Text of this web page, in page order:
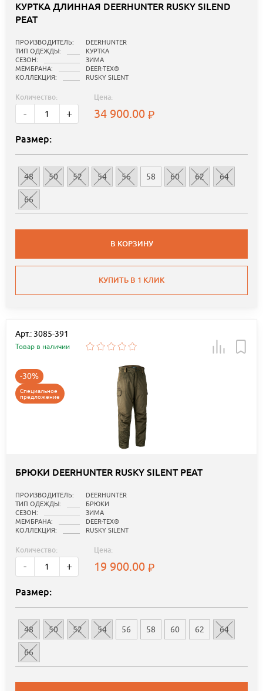
КУРТКА ДЛИННАЯ DEERHUNTER RUSKY SILEND
PEAT
ПРОИЗВОДИТЕЛЬ:
DEERHUNTER
ТИП ОДЕЖДЫ:
КУРТКА
СЕЗОН:
ЗИМА
МЕМБРАНА:
DEER-TEX®
КОЛЛЕКЦИЯ:
RUSKY SILENT
Количество:
- +
Цена:
34 900.00
Размер:
48 50 52 54 56 58 60 62 64
66
В КОРЗИНУ
КУПИТЬ В 1 КЛИК
Арт.: 3085-391
Товар в наличии
-30%
Специальное
предложение
БРЮКИ DEERHUNTER RUSKY SILENT PEAT
ПРОИЗВОДИТЕЛЬ:
DEERHUNTER
ТИП ОДЕЖДЫ:
БРЮКИ
СЕЗОН:
ЗИМА
МЕМБРАНА:
DEER-TEX®
КОЛЛЕКЦИЯ:
RUSKY SILENT
Количество:
- +
Цена:
19 900.00
Размер:
48 50 52 54 56 58 60 62 64
66